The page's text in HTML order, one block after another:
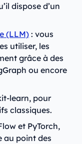
dispose d’un
(LLM): vous
utiliser, les
grâce à des
ou encore
learn, pour
classiques.
et PyTorch,
au point des